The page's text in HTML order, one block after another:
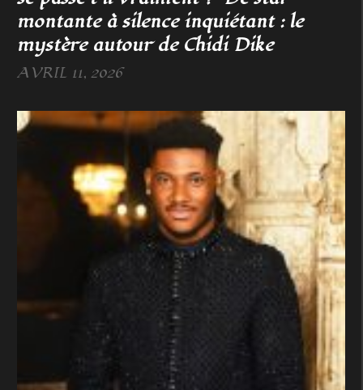
montante à silence inquiétant : le
mystère autour de Chidi Dike
AVRIL 11, 2026